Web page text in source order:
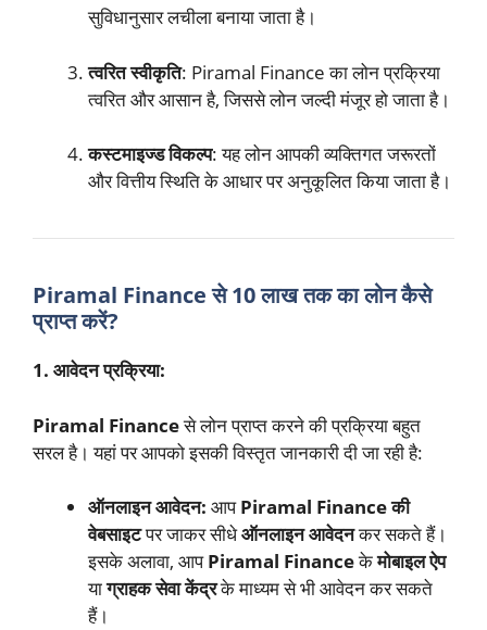
सुविधानुसार लचीला बनाया जाता है।
त्वरित स्वीकृति: Piramal Finance का लोन प्रक्रिया
त्वरित और आसान है, जिससे लोन जल्दी मंजूर हो जाता है।
कस्टमाइज्ड विकल्प: यह लोन आपकी व्यक्तिगत जरूरतों
और वित्तीय स्थिति के आधार पर अनुकूलित किया जाता है।
Piramal Finance से 10 लाख तक का लोन कैसे
प्राप्त करें?
1. आवेदन प्रक्रिया:
Piramal Financeसे लोन प्राप्त करने की प्रक्रिया बहुत
सरल है। यहां पर आपको इसकी विस्तृत जानकारी दी जा रही है:
ऑनलाइन आवेदन: आपPiramal Finance की
वेबसाइटपर जाकर सीधेऑनलाइन आवेदनकर सकते हैं।
इसके अलावा, आपPiramal Financeकेमोबाइल ऐप
याग्राहक सेवा केंद्रके माध्यम से भी आवेदन कर सकते
हैं।